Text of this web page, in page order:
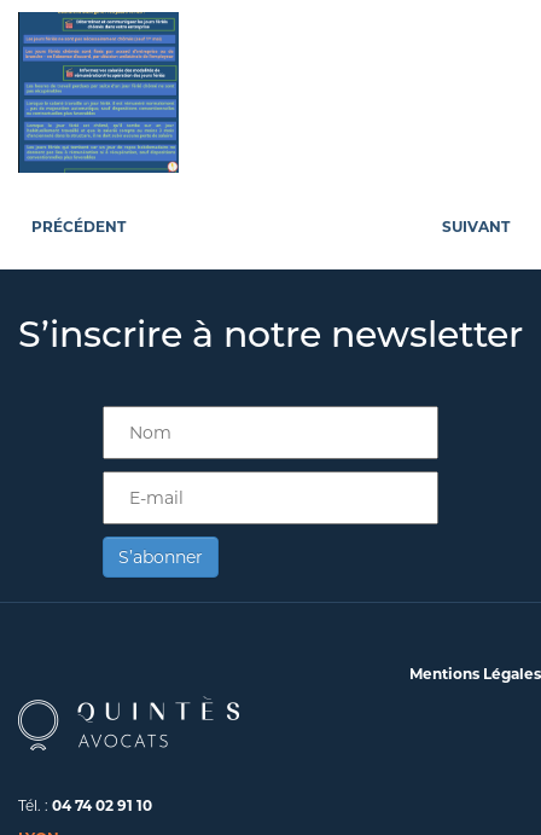
PRÉCÉDENT SUIVANT
S’inscrire à notre newsletter
S’abonner
Mentions Légales
Tél. : 04 74 02 91 10